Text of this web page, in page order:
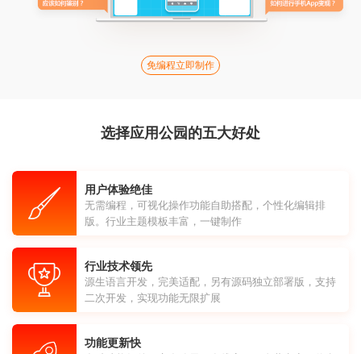
免编程立即制作
选择应用公园的五大好处
用户体验绝佳
无需编程，可视化操作功能自助搭配，个性化编辑排
版。行业主题模板丰富，一键制作
行业技术领先
源生语言开发，完美适配，另有源码独立部署版，支持
二次开发，实现功能无限扩展
功能更新快